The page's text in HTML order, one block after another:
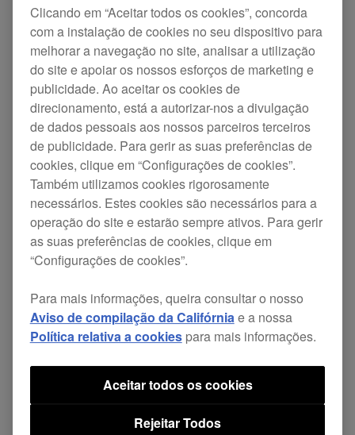
Updates DJM-TOUR1
Melhorado
Comprimento do atraso do corte
alterado para um desempenho de
scratching com melhor resposta.
Corrigido
Ocorria um ruído de estalidos no áudio
USB (FX SEND/RETURN) quando se
rekordbox com o BEAT FX ativado
Correção de outros problemas
Clicando em “Aceitar todos os cookies”, concorda
com a instalação de cookies no seu dispositivo para
melhorar a navegação no site, analisar a utilização
do site e apoiar os nossos esforços de marketing e
publicidade. Ao aceitar os cookies de
direcionamento, está a autorizar-nos a divulgação
de dados pessoais aos nossos parceiros terceiros
de publicidade. Para gerir as suas preferências de
cookies, clique em “Configurações de cookies”.
Também utilizamos cookies rigorosamente
necessários. Estes cookies são necessários para a
operação do site e estarão sempre ativos. Para gerir
as suas preferências de cookies, clique em
“Configurações de cookies”.
Para mais informações, queira consultar o nosso
Aviso de compilação da Califórniae a nossa
Política relativa a cookiespara mais informações.
Rejeitar Todos
Aceitar todos os cookies